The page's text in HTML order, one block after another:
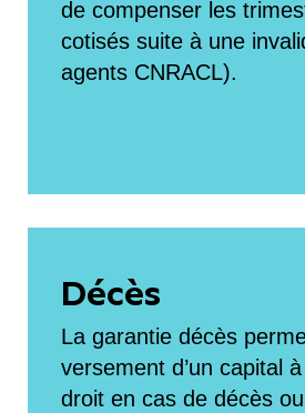
de compenser les
cotisés suite à une
agents CNRACL).
Décès
La garantie décès
versement d’un capital
droit en cas de décès